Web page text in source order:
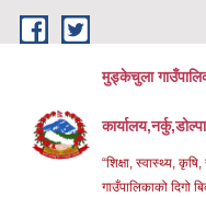
Skip to main content
मुड्केचुला
कार्यालय,नर्कु,डोल्पा
“शिक्षा, स्वास्थ्य,
गाउँपालिकाको दिगो